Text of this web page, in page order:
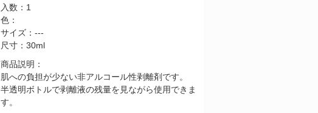
入数：1
色：
サイズ：---
尺寸：30ml
商品説明：
肌への負担が少ない非アルコール性剥離剤です。
半透明ボトルで剥離液の残量を見ながら使用できま
す。